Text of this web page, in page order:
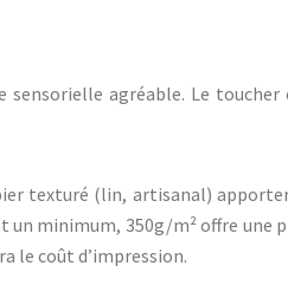
agréable. Le
texturé (lin, artisanal)
minimum, 350g/m² offre une
le coût d’impression.